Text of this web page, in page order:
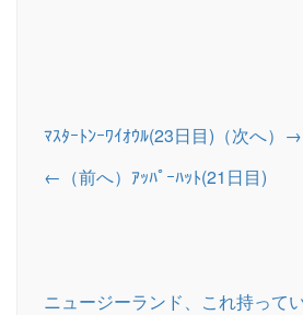
ﾏｽﾀｰﾄﾝｰﾜｲｵｳﾙ(23日目)（次へ）→
←（前へ）ｱｯﾊﾟｰﾊｯﾄ(21日目)
ニュージーランド、これ持って